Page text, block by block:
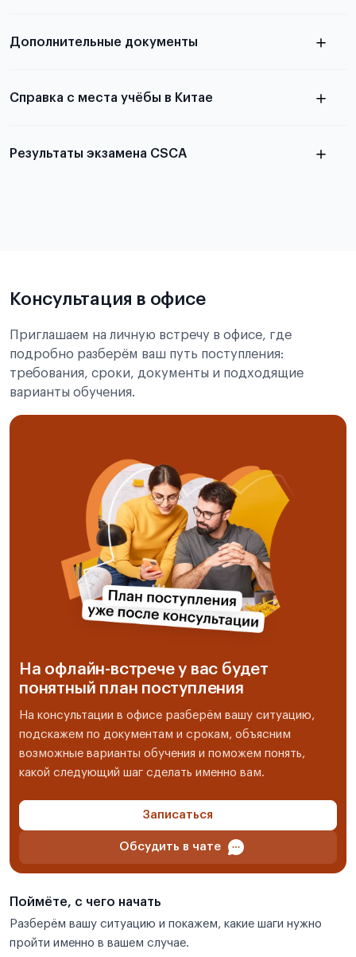
статье
Дополнительные документы
Справка с места учёбы в Китае
Результаты экзамена CSCA
Консультация в офисе
Приглашаем на личную встречу в офисе, где
подробно разберём ваш путь поступления:
требования, сроки, документы и подходящие
варианты обучения.
На офлайн-встрече у вас будет
понятный план поступления
На консультации в офисе разберём вашу ситуацию,
подскажем по документам и срокам, объясним
возможные варианты обучения и поможем понять,
какой следующий шаг сделать именно вам.
Записаться
Обсудить в чате
Поймёте, с чего начать
Разберём вашу ситуацию и покажем, какие шаги нужно
пройти именно в вашем случае.